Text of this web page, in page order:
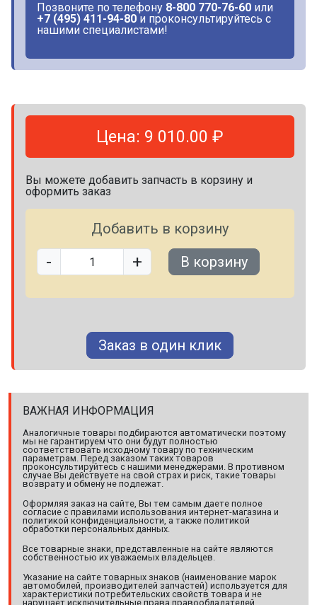
Позвоните по телефону 8-800 770-76-60 или
+7 (495) 411-94-80 и проконсультируйтесь с
нашими специалистами!
Цена: 9 010.00 ₽
Вы можете добавить запчасть в корзину и
оформить заказ
Добавить в корзину
- + В корзину
Заказ в один клик
ВАЖНАЯ ИНФОРМАЦИЯ
Аналогичные товары подбираются автоматически поэтому
мы не гарантируем что они будут полностью
соответствовать исходному товару по техническим
параметрам. Перед заказом таких товаров
проконсультируйтесь с нашими менеджерами. В противном
случае Вы действуете на свой страх и риск, такие товары
возврату и обмену не подлежат.
Оформляя заказ на сайте, Вы тем самым даете полное
согласие с правилами использования интернет-магазина и
политикой конфиденциальности, а также политикой
обработки персональных данных.
Все товарные знаки, представленные на сайте являются
собственностью их уважаемых владельцев.
Указание на сайте товарных знаков (наименование марок
автомобилей, производителей запчастей) используется для
характеристики потребительских свойств товара и не
нарушает исключительные права правообладателей